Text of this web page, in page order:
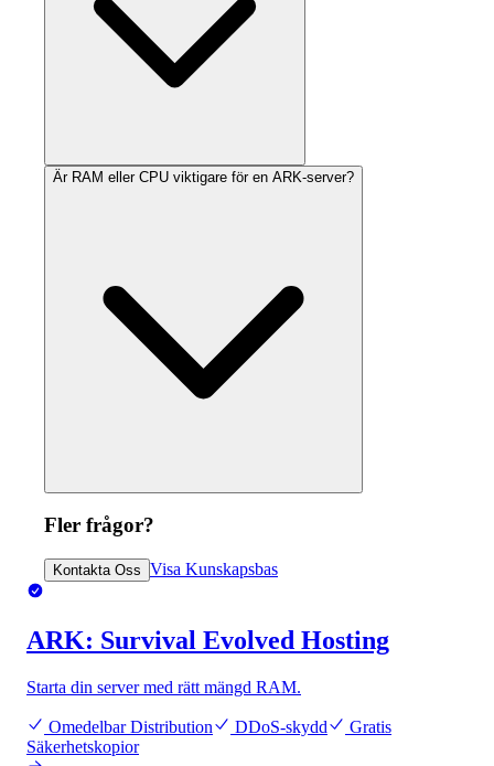
Är RAM eller CPU viktigare för en ARK-server?
Fler frågor?
Kontakta Oss Visa Kunskapsbas
ARK: Survival Evolved Hosting
Starta din server med rätt mängd RAM.
Omedelbar Distribution DDoS-skydd
Gratis
Säkerhetskopior